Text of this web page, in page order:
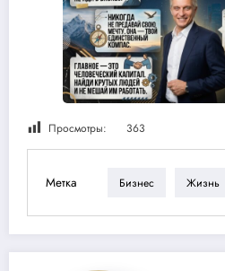
Просмотры: 363
Метка Бизнес Жизнь